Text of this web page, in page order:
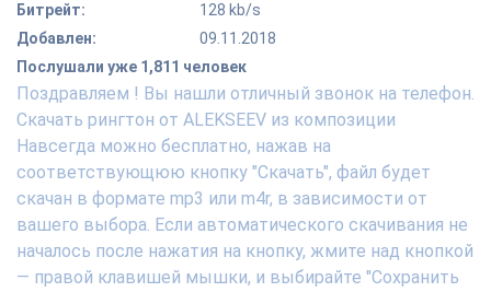
Битрейт:
128 kb/s
Добавлен:
09.11.2018
Послушали уже 1,811 человек
Поздравляем ! Вы нашли отличный звонок на телефон.
Скачать рингтон от ALEKSEEV из композиции
Навсегда можно бесплатно, нажав на
соответствующюю кнопку "Скачать", файл будет
скачан в формате mp3 или m4r, в зависимости от
вашего выбора. Если автоматического скачивания не
началось после нажатия на кнопку, жмите над кнопкой
— правой клавишей мышки, и выбирайте "Сохранить